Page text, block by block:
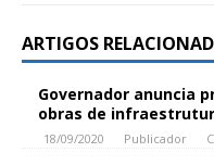
ARTIGOS
Governador anuncia
obras de
18/09/2020 Publicador